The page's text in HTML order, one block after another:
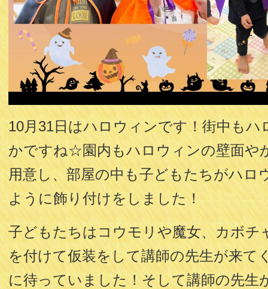
10月31日はハロウィンです！街中もハ
かですね☆園内もハロウィンの壁面や
用意し、部屋の中も子どもたちがハロ
ように飾り付けをしました！
子どもたちはコウモリや魔女、カボチ
を付けて仮装をして講師の先生が来て
に待っていました！そして講師の先生